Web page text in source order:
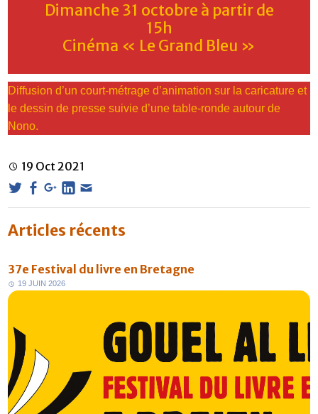
Dimanche 31 octobre à partir de
15h
Cinéma « Le Grand Bleu »
Diffusion d’un court-métrage d’animation sur la caricature et
le dessin de presse suivie d’une table-ronde autour de
Nono.
19 Oct 2021
Articles récents
37e Festival du livre en Bretagne
19 J U N 2026